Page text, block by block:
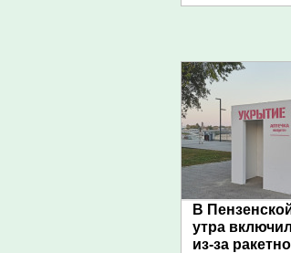
В
утра
из-за